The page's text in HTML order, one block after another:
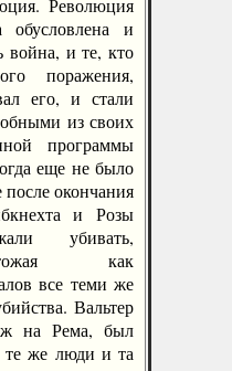
Революция
и
война, и те, кто
поражения,
его, и стали
из своих
программы
еще не было
окончания
и Розы
убивать,
как
все теми же
Вальтер
на Рема, был
же люди и та